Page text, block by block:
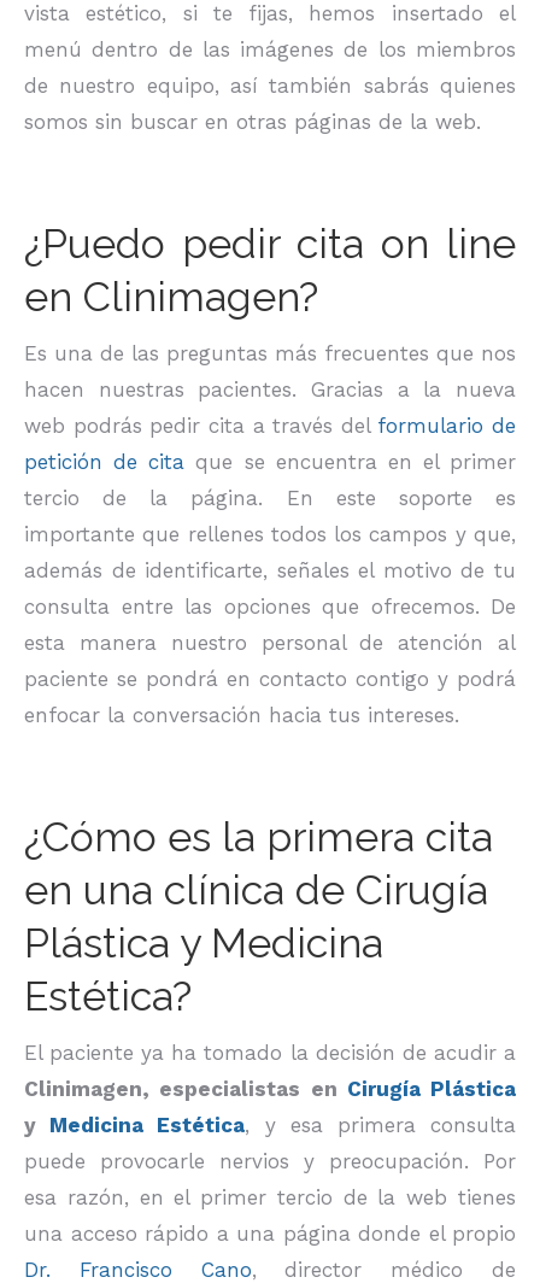
vista estético, si te fijas, hemos insertado el
menú dentro de las imágenes de los miembros
de nuestro equipo, así también sabrás quienes
somos sin buscar en otras páginas de la web.
¿Puedo pedir cita on line
en Clinimagen?
Es una de las preguntas más frecuentes que nos
hacen nuestras pacientes. Gracias a la nueva
web podrás pedir cita a través del formulario de
petición de cita que se encuentra en el primer
tercio de la página. En este soporte es
importante que rellenes todos los campos y que,
además de identificarte, señales el motivo de tu
consulta entre las opciones que ofrecemos. De
esta manera nuestro personal de atención al
paciente se pondrá en contacto contigo y podrá
enfocar la conversación hacia tus intereses.
¿Cómo es la primera cita
en una clínica de Cirugía
Plástica y Medicina
Estética?
El paciente ya ha tomado la decisión de acudir a
Clinimagen, especialistas en Cirugía Plástica
y Medicina Estética, y esa primera consulta
puede provocarle nervios y preocupación. Por
esa razón, en el primer tercio de la web tienes
una acceso rápido a una página donde el propio
Dr. Francisco Cano, director médico de